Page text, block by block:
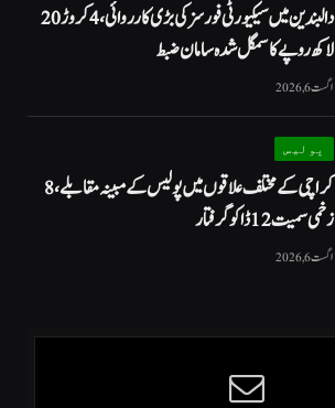
دالبندین میں سیکیورٹی فورسز کی بڑی کارروائی، 4 کروڑ 20
لاکھ روپے کا سمگل شدہ سامان ضبط
اگست 6, 2026
پولیس
کراچی کے مختلف علاقوں میں پولیس کے مبینہ مقابلے، 8
زخمی سمیت 12 ڈاکو گرفتار
اگست 6, 2026